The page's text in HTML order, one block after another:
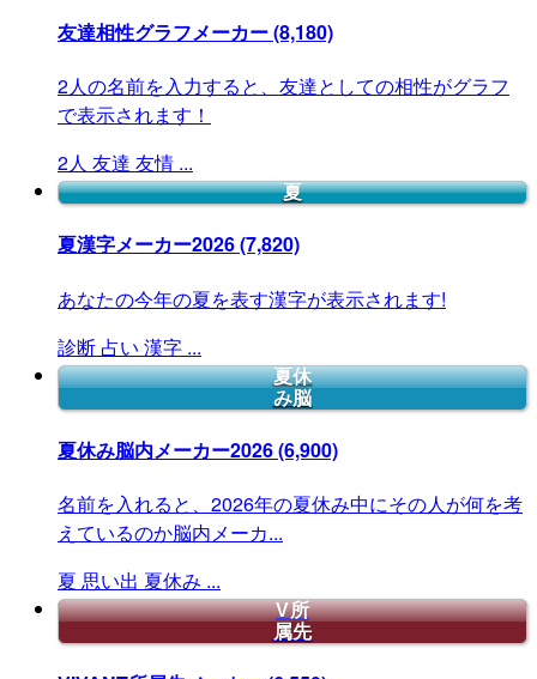
友達相性グラフメーカー(8,180)
2人の名前を入力すると、友達としての相性がグラフ
で表示されます！
2人 友達 友情 ...
夏
夏漢字メーカー2026(7,820)
あなたの今年の夏を表す漢字が表示されます!
診断 占い 漢字 ...
夏休
み脳
夏休み脳内メーカー2026(6,900)
名前を入れると、2026年の夏休み中にその人が何を考
えているのか脳内メーカ...
夏 思い出 夏休み ...
V所
属先